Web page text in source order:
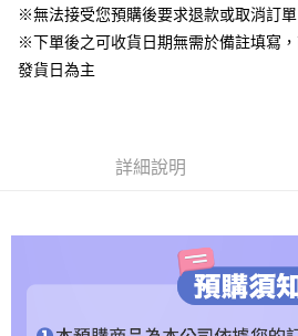
Google Pay
ATM付款
預購專用-宅配
預購專用-離島
※無法接受您預購後要求退款或取消訂單
※下單後之可收貨日期無需於備註填寫
發貨日為主
詳細說明